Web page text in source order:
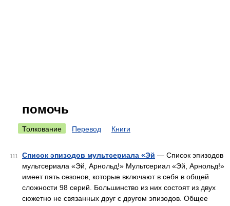
помочь
Толкование Перевод Книги
111 Список эпизодов мультсериала «Эй — Список эпизодов
мультсериала «Эй, Арнольд!» Мультсериал «Эй, Арнольд!»
имеет пять сезонов, которые включают в себя в общей
сложности 98 серий. Большинство из них состоят из двух
сюжетно не связанных друг с другом эпизодов. Общее